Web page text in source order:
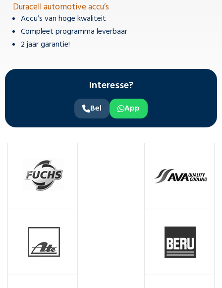
Duracell automotive accu’s
Accu’s van hoge kwaliteit
Compleet programma leverbaar
2 jaar garantie!
Interesse?
Bel App